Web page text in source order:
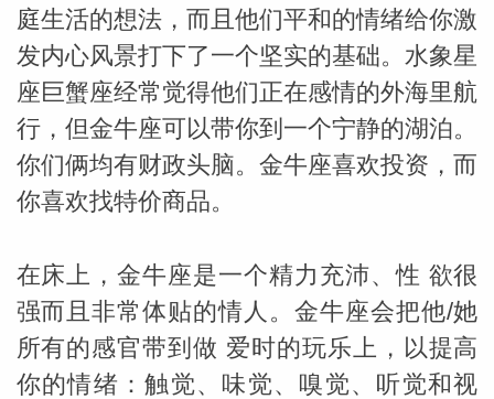
网_苏珊
庭生活的想法，而且他们平和的情绪给你激
发内心风景打下了一个坚实的基础。水象星
座巨蟹座经常觉得他们正在感情的外海里航
行，但金牛座可以带你到一个宁静的湖泊。
你们俩均有财政头脑。金牛座喜欢投资，而
你喜欢找特价商品。
在床上，金牛座是一个精力充沛、性 欲很
强而且非常体贴的情人。金牛座会把他/她
所有的感官带到做 爱时的玩乐上，以提高
你的情绪：触觉、味觉、嗅觉、听觉和视